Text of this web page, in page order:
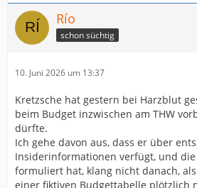
Río
schon süchtig
10. Juni 2026 um 13:37
Kretzsche hat gestern bei Harzblut
beim Budget inzwischen am THW
dürfte.
Ich gehe davon aus, dass er über
Insiderinformationen verfügt, und die
formuliert hat, klang nicht danach,
einer fiktiven Budgettabelle plötzlich